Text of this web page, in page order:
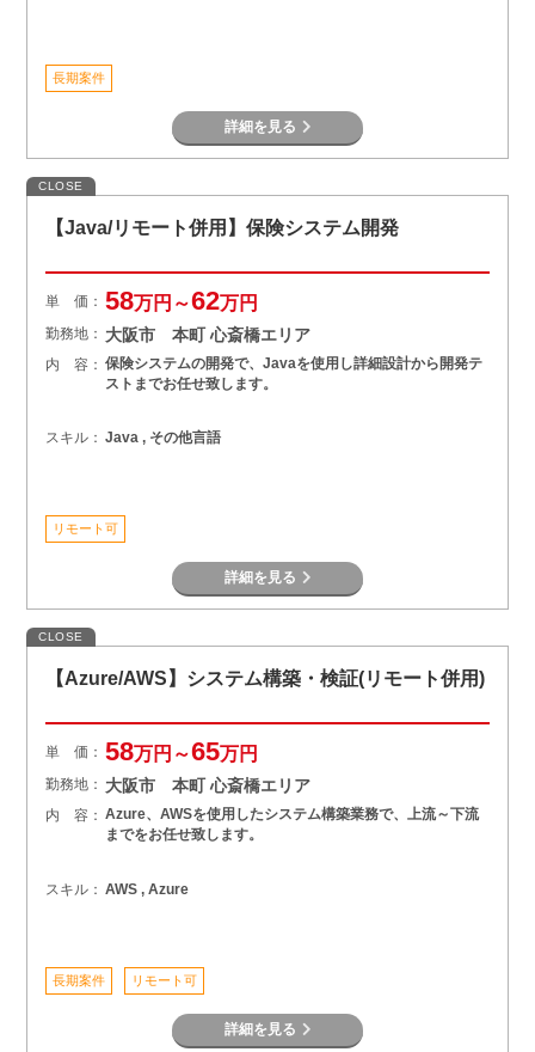
長期案件
詳細を見る
CLOSE
【Java/リモート併用】保険システム開発
単 価： 58万円～62万円
勤務地： 大阪市 本町 心斎橋エリア
内 容： 保険システムの開発で、Javaを使用し詳細設計から開発テ
ストまでお任せ致します。
スキル： Java , その他言語
リモート可
詳細を見る
CLOSE
【Azure/AWS】システム構築・検証(リモート併用)
単 価： 58万円～65万円
勤務地： 大阪市 本町 心斎橋エリア
内 容： Azure、AWSを使用したシステム構築業務で、上流～下流
までをお任せ致します。
スキル： AWS , Azure
長期案件 リモート可
詳細を見る